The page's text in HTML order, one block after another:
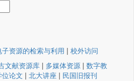
子资源的检索与利用 | 校外访问
文献资源库 | 多媒体资源 | 数字教
论文 | 北大讲座 | 民国旧报刊